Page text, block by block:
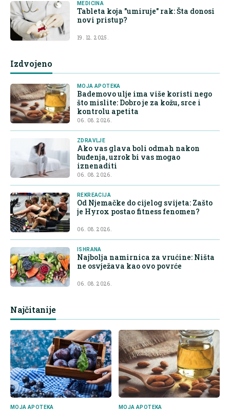
MEDICINA
Tableta koja "umiruje" rak: Šta donosi
novi pristup?
19. 12. 2025.
Izdvojeno
MOJA APOTEKA
Bademovo ulje ima više koristi nego
što mislite: Dobro je za kožu, srce i
kontrolu apetita
06. 08. 2026.
ZDRAVLJE
Ako vas glava boli odmah nakon
buđenja, uzrok bi vas mogao
iznenaditi
06. 08. 2026.
REKREACIJA
Od Njemačke do cijelog svijeta: Zašto
je Hyrox postao fitness fenomen?
06. 08. 2026.
ISHRANA
Najbolja namirnica za vrućine: Ništa
ne osvježava kao ovo povrće
06. 08. 2026.
Najčitanije
MOJA APOTEKA MOJA APOTEKA